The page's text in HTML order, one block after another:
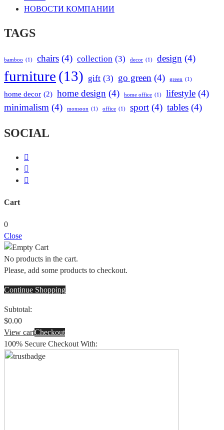
НОВОСТИ КОМПАНИИ
TAGS
bamboo (1) chairs (4) collection (3) decor (1) design (4)
furniture (13) gift (3) go green (4) green (1)
home decor (2) home design (4) home office (1) lifestyle (4)
minimalism (4) monsoon (1) office (1) sport (4) tables (4)
SOCIAL
Cart
0
Close
No products in the cart.
Please, add some products to checkout.
Continue Shopping
Subtotal:
$0.00
View cartCheckout
100% Secure Checkout With: